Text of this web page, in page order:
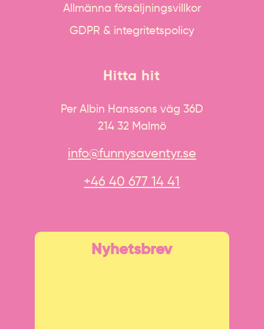
Allmänna försäljningsvillkor
GDPR & integritetspolicy
Hitta hit
Per Albin Hanssons väg 36D
214 32 Malmö
info@funnysaventyr.se
+46 40 677 14 41
Nyhetsbrev